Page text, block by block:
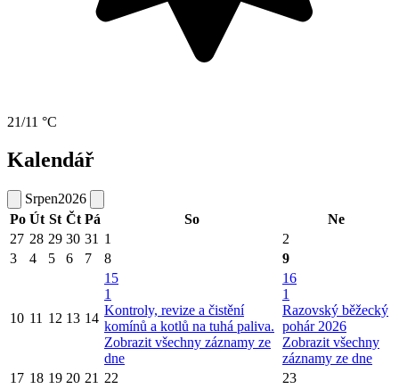
21/11 °C
Kalendář
Srpen2026
Po Út St Čt Pá So
Ne
27 28 29 30 31 1
2
3
4 5 6 7 8 9
10 11 12 13 14
15
1
Kontroly, revize a čistění
komínů a kotlů na tuhá paliva.
Zobrazit všechny záznamy ze
dne
16
1
Razovský běžecký
pohár 2026
Zobrazit všechny
záznamy ze dne
17 18 19 20 21 22
23